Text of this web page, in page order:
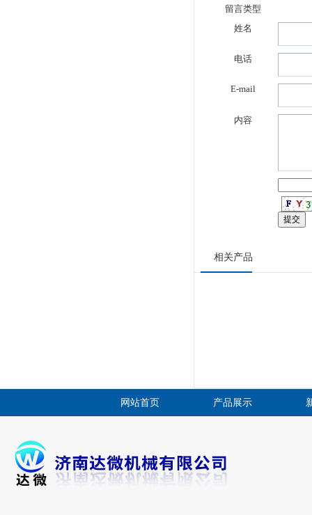
留言类型
姓名
电话
E-mail
内容
相关产品
网站首页 产品展示